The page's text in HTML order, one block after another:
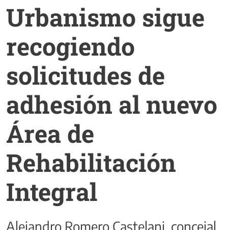
Urbanismo sigue
recogiendo
solicitudes de
adhesión al nuevo
Área de
Rehabilitación
Integral
Alejandro Romero Castelani, concejal